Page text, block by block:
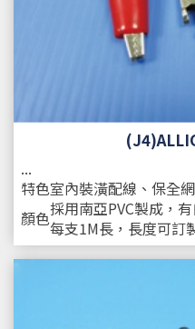
...
特色室內裝潢配線、保全
顏色採用南亞PVC製成，
每支1M長，長度可訂